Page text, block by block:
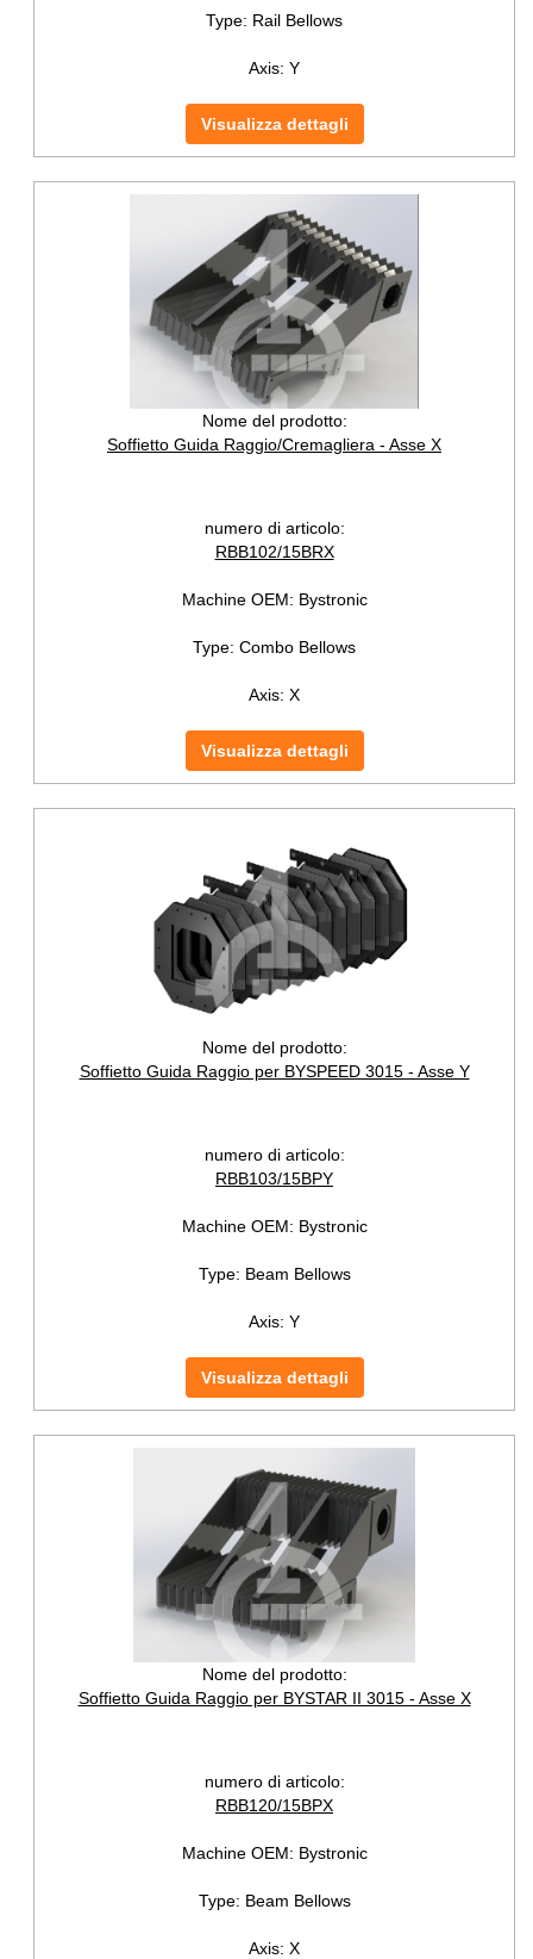
Type: Rail Bellows
Axis: Y
Visualizza dettagli
Nome del prodotto:
Soffietto Guida Raggio/Cremagliera - Asse X
numero di articolo:
RBB102/15BRX
Machine OEM: Bystronic
Type: Combo Bellows
Axis: X
Visualizza dettagli
Nome del prodotto:
Soffietto Guida Raggio per BYSPEED 3015 - Asse Y
numero di articolo:
RBB103/15BPY
Machine OEM: Bystronic
Type: Beam Bellows
Axis: Y
Visualizza dettagli
Nome del prodotto:
Soffietto Guida Raggio per BYSTAR II 3015 - Asse X
numero di articolo:
RBB120/15BPX
Machine OEM: Bystronic
Type: Beam Bellows
Axis: X